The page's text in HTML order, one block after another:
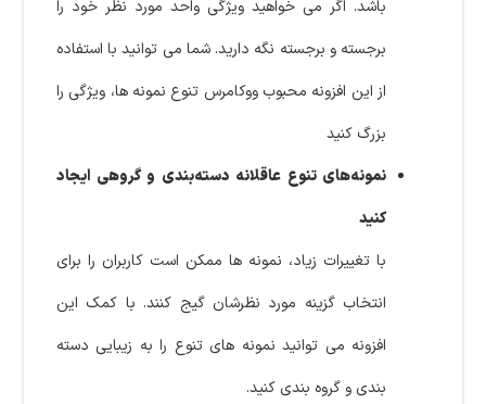
باشد. اگر می خواهید ویژگی واحد مورد نظر خود را
برجسته و برجسته نگه دارید. شما می توانید با استفاده
از این افزونه محبوب ووکامرس تنوع نمونه ها، ویژگی را
بزرگ کنید
نمونه‌های تنوع عاقلانه دسته‌بندی و گروهی ایجاد
کنید
با تغییرات زیاد، نمونه ها ممکن است کاربران را برای
انتخاب گزینه مورد نظرشان گیج کنند. با کمک این
افزونه می توانید نمونه های تنوع را به زیبایی دسته
بندی و گروه بندی کنید.